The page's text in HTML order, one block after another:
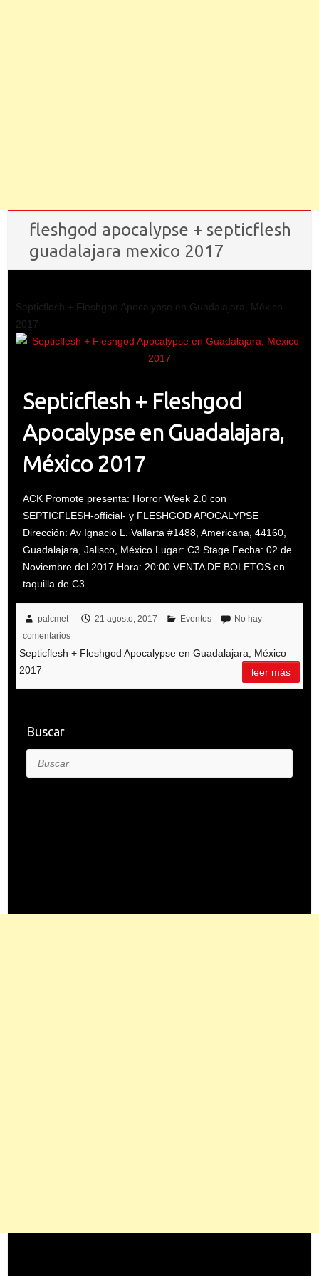
fleshgod apocalypse + septicflesh
guadalajara mexico 2017
Septicflesh + Fleshgod Apocalypse en Guadalajara, México
2017
Septicflesh + Fleshgod
Apocalypse en Guadalajara,
México 2017
ACK Promote presenta: Horror Week 2.0 con
SEPTICFLESH-official- y FLESHGOD APOCALYPSE
Dirección: Av Ignacio L. Vallarta #1488, Americana, 44160,
Guadalajara, Jalisco, México Lugar: C3 Stage Fecha: 02 de
Noviembre del 2017 Hora: 20:00 VENTA DE BOLETOS en
taquilla de C3…
palcmet 21 agosto, 2017 Eventos
No hay
comentarios
Septicflesh + Fleshgod Apocalypse en Guadalajara, México
2017
leer más
Buscar
Buscar